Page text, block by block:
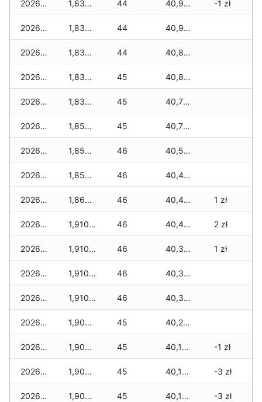
2026-05-08 1,830 zł 44 40,950 zł -1 zł
2026-05-07 1,830 zł 44 40,950 zł
2026-05-06 1,830 zł 44 40,810 zł
2026-05-05 1,830 zł 45 40,800 zł
2026-05-04 1,830 zł 45 40,780 zł
2026-05-03 1,850 zł 45 40,760 zł
2026-05-02 1,850 zł 46 40,520 zł
2026-05-01 1,850 zł 46 40,450 zł
2026-04-30 1,860 zł 46 40,450 zł 1 zł
2026-04-29 1,910 zł 46 40,440 zł 2 zł
2026-04-28 1,910 zł 46 40,340 zł 1 zł
2026-04-27 1,910 zł 46 40,320 zł
2026-04-26 1,910 zł 46 40,320 zł
2026-04-25 1,900 zł 45 40,230 zł
2026-04-24 1,900 zł 45 40,170 zł -1 zł
2026-04-23 1,900 zł 45 40,170 zł -3 zł
2026-04-22 1,900 zł 45 40,150 zł -3 zł